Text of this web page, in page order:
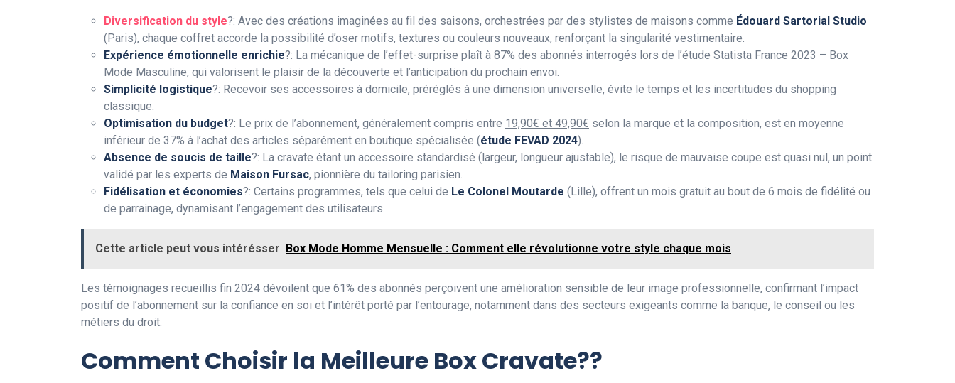
Diversification du style?: Avec des créations imaginées au fil des saisons, orchestrées par des stylistes de maisons comme Édouard Sartorial Studio
(Paris), chaque coffret accorde la possibilité d’oser motifs, textures ou couleurs nouveaux, renforçant la singularité vestimentaire.
Expérience émotionnelle enrichie?: La mécanique de l’effet-surprise plaît à 87% des abonnés interrogés lors de l’étude Statista France 2023 – Box
Mode Masculine, qui valorisent le plaisir de la découverte et l’anticipation du prochain envoi.
Simplicité logistique?: Recevoir ses accessoires à domicile, préréglés à une dimension universelle, évite le temps et les incertitudes du shopping
classique.
Optimisation du budget?: Le prix de l’abonnement, généralement compris entre 19,90€ et 49,90€ selon la marque et la composition, est en moyenne
inférieur de 37% à l’achat des articles séparément en boutique spécialisée (étude FEVAD 2024).
Absence de soucis de taille?: La cravate étant un accessoire standardisé (largeur, longueur ajustable), le risque de mauvaise coupe est quasi nul, un point
validé par les experts de Maison Fursac, pionnière du tailoring parisien.
Fidélisation et économies?: Certains programmes, tels que celui de Le Colonel Moutarde (Lille), offrent un mois gratuit au bout de 6 mois de fidélité ou
de parrainage, dynamisant l’engagement des utilisateurs.
Cette article peut vous intérésser Box Mode Homme Mensuelle : Comment elle révolutionne votre style chaque mois
Les témoignages recueillis fin 2024 dévoilent que 61% des abonnés perçoivent une amélioration sensible de leur image professionnelle, confirmant l’impact
positif de l’abonnement sur la confiance en soi et l’intérêt porté par l’entourage, notamment dans des secteurs exigeants comme la banque, le conseil ou les
métiers du droit.
Comment Choisir la Meilleure Box Cravate??